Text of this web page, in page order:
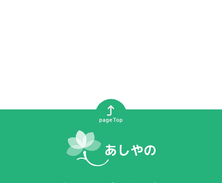
pageTop